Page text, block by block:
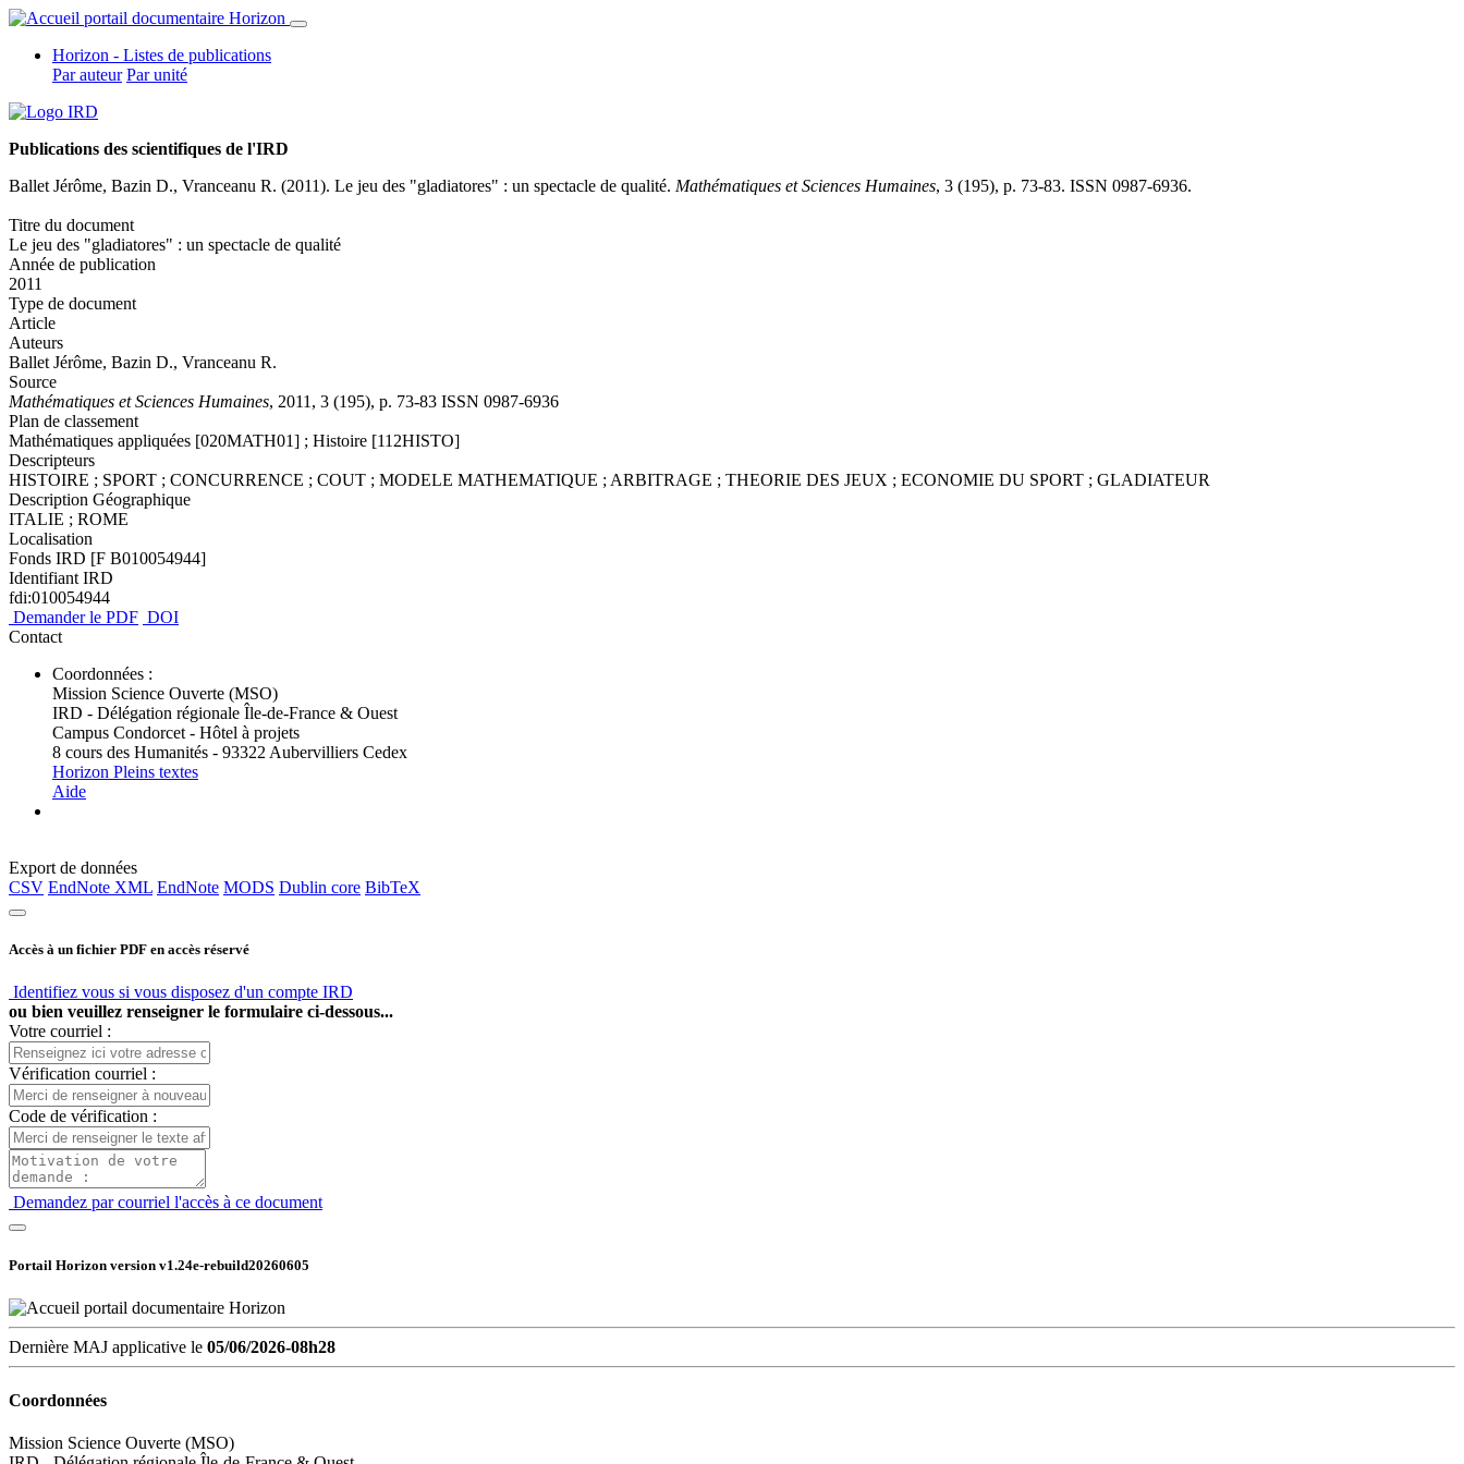
Horizon - Listes de publications
Par auteur Par unité
Publications des scientifiques de l'IRD
Ballet Jérôme, Bazin D., Vranceanu R. (2011). Le jeu des "gladiatores" : un spectacle de qualité. Mathématiques et Sciences Humaines, 3 (195), p. 73-83. ISSN 0987-6936.
Titre du document
Le jeu des "gladiatores" : un spectacle de qualité
Année de publication
2011
Type de document
Article
Auteurs
Ballet Jérôme, Bazin D., Vranceanu R.
Source
Mathématiques et Sciences Humaines, 2011, 3 (195), p. 73-83 ISSN 0987-6936
Plan de classement
Mathématiques appliquées [020MATH01] ; Histoire [112HISTO]
Descripteurs
HISTOIRE ; SPORT ; CONCURRENCE ; COUT ; MODELE MATHEMATIQUE ; ARBITRAGE ; THEORIE DES JEUX ; ECONOMIE DU SPORT ; GLADIATEUR
Description Géographique
ITALIE ; ROME
Localisation
Fonds IRD [F B010054944]
Identifiant IRD
fdi:010054944
Demander le PDF DOI
Contact
Coordonnées :
Mission Science Ouverte (MSO)
IRD - Délégation régionale Île-de-France & Ouest
Campus Condorcet - Hôtel à projets
8 cours des Humanités - 93322 Aubervilliers Cedex
Horizon Pleins textes
Aide
Export de données
CSV EndNote XML EndNote MODS Dublin core BibTeX
Accès à un fichier PDF en accès réservé
Identifiez vous si vous disposez d'un compte IRD
ou bien veuillez renseigner le formulaire ci-dessous...
Votre courriel :
Vérification courriel :
Code de vérification :
Demandez par courriel l'accès à ce document
Portail Horizon version v1.24e-rebuild20260605
Dernière MAJ applicative le 05/06/2026-08h28
Coordonnées
Mission Science Ouverte (MSO)